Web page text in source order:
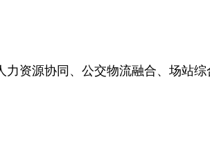
资源协同、公交物流融合、场站